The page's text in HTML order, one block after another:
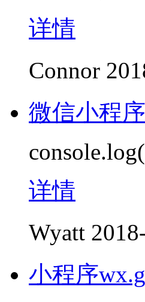
详情
Connor
微信小程
详情
Wyatt
小程序